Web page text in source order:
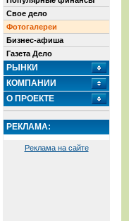
Свое дело
Фотогалереи
Бизнес-афиша
Газета Дело
РЫНКИ
КОМПАНИИ
О ПРОЕКТЕ
РЕКЛАМА:
Реклама на сайте